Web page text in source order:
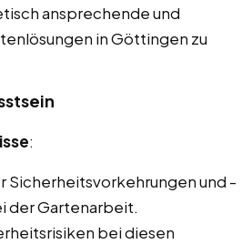
ansprechende und
in Göttingen zu
:
Sicherheitsvorkehrungen und -
der Gartenarbeit.
bei diesen